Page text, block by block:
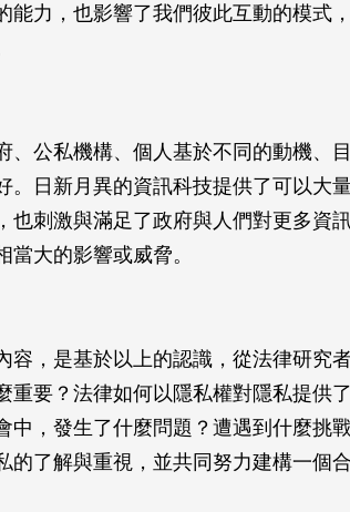
能力，也影響了我們彼此互動的模式
、公私機構、個人基於不同的動機、
。日新月異的資訊科技提供了可以大
也刺激與滿足了政府與人們對更多資
當大的影響或威脅。
容，是基於以上的認識，從法律研究
重要？法律如何以隱私權對隱私提供
中，發生了什麼問題？遭遇到什麼挑
的了解與重視，並共同努力建構一個